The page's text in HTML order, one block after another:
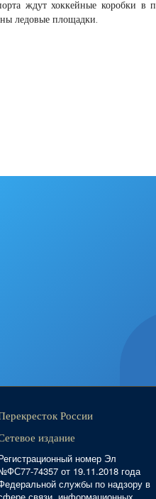
ждут хоккейные коробки в п.
ледовые площадки.
России
издание
номер Эл
74357 от 19.11.2018 года
службы по надзору в